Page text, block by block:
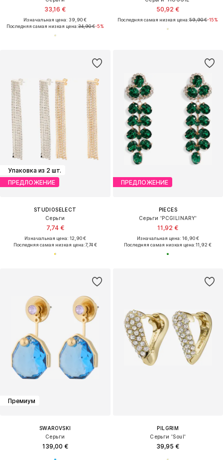
33,16 €
Изначальная цена: 39,90 €
Последняя самая низкая цена:34,90 €-5%
50,92 €
Последняя самая низкая цена:59,90 €-15%
Упаковка из 2 шт.
ПРЕДЛОЖЕНИЕ
STUDIOSELECT
Серьги
7,74 €
Изначальная цена: 12,90 €
Последняя самая низкая цена:7,74 €
ПРЕДЛОЖЕНИЕ
PIECES
Серьги 'PCGILINARY'
11,92 €
Изначальная цена: 16,90 €
Последняя самая низкая цена:11,92 €
Премиум
SWAROVSKI
Серьги
139,00 €
PILGRIM
Серьги 'Soul'
39,95 €